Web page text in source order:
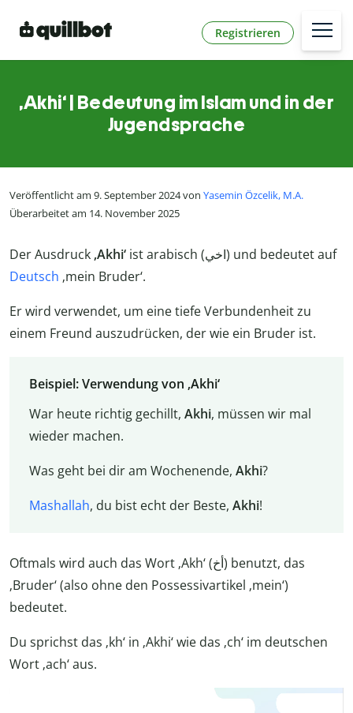
Registrieren
‚Akhi‘ | Bedeutung im Islam und in der
Jugendsprache
Veröffentlicht am 9. September 2024 von Yasemin Özcelik, M.A.
Überarbeitet am 14. November 2025
Der Ausdruck ‚Akhi‘
ist arabisch (اخي) und bedeutet auf
Deutsch ‚mein Bruder‘.
Er wird verwendet, um eine tiefe Verbundenheit zu
einem Freund auszudrücken, der wie ein Bruder ist.
Beispiel: Verwendung von ‚Akhi‘
War heute richtig gechillt, Akhi, müssen wir mal
wieder machen.
Was geht bei dir am Wochenende, Akhi?
Mashallah, du bist echt der Beste, Akhi!
Oftmals wird auch das Wort ‚Akh‘ (أخ) benutzt, das
‚Bruder‘ (also ohne den Possessivartikel ‚mein‘)
bedeutet.
Du sprichst das ‚kh‘ in ‚Akhi‘ wie das ‚ch‘ im deutschen
Wort ‚ach‘ aus.